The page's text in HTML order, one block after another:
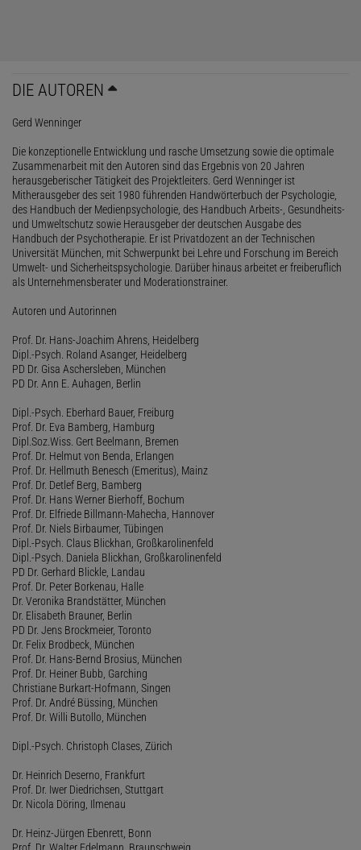
DIE AUTOREN
Gerd Wenninger
Die konzeptionelle Entwicklung und rasche Umsetzung sowie die optimale
Zusammenarbeit mit den Autoren sind das Ergebnis von 20 Jahren
herausgeberischer Tätigkeit des Projektleiters. Gerd Wenninger ist
Mitherausgeber des seit 1980 führenden Handwörterbuch der Psychologie,
des Handbuch der Medienpsychologie, des Handbuch Arbeits-, Gesundheits-
und Umweltschutz sowie Herausgeber der deutschen Ausgabe des
Handbuch der Psychotherapie. Er ist Privatdozent an der Technischen
Universität München, mit Schwerpunkt bei Lehre und Forschung im Bereich
Umwelt- und Sicherheitspsychologie. Darüber hinaus arbeitet er freiberuflich
als Unternehmensberater und Moderationstrainer.
Autoren und Autorinnen
Prof. Dr. Hans-Joachim Ahrens, Heidelberg
Dipl.-Psych. Roland Asanger, Heidelberg
PD Dr. Gisa Aschersleben, München
PD Dr. Ann E. Auhagen, Berlin
Dipl.-Psych. Eberhard Bauer, Freiburg
Prof. Dr. Eva Bamberg, Hamburg
Dipl.Soz.Wiss. Gert Beelmann, Bremen
Prof. Dr. Helmut von Benda, Erlangen
Prof. Dr. Hellmuth Benesch (Emeritus), Mainz
Prof. Dr. Detlef Berg, Bamberg
Prof. Dr. Hans Werner Bierhoff, Bochum
Prof. Dr. Elfriede Billmann-Mahecha, Hannover
Prof. Dr. Niels Birbaumer, Tübingen
Dipl.-Psych. Claus Blickhan, Großkarolinenfeld
Dipl.-Psych. Daniela Blickhan, Großkarolinenfeld
PD Dr. Gerhard Blickle, Landau
Prof. Dr. Peter Borkenau, Halle
Dr. Veronika Brandstätter, München
Dr. Elisabeth Brauner, Berlin
PD Dr. Jens Brockmeier, Toronto
Dr. Felix Brodbeck, München
Prof. Dr. Hans-Bernd Brosius, München
Prof. Dr. Heiner Bubb, Garching
Christiane Burkart-Hofmann, Singen
Prof. Dr. André Büssing, München
Prof. Dr. Willi Butollo, München
Dipl.-Psych. Christoph Clases, Zürich
Dr. Heinrich Deserno, Frankfurt
Prof. Dr. Iwer Diedrichsen, Stuttgart
Dr. Nicola Döring, Ilmenau
Dr. Heinz-Jürgen Ebenrett, Bonn
Prof. Dr. Walter Edelmann, Braunschweig